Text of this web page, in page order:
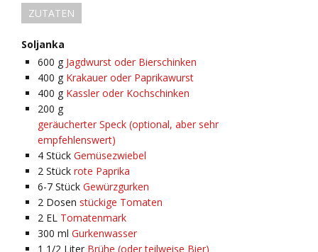
ZUTATEN
Soljanka
600 g Jagdwurst oder Bierschinken
400 g Krakauer oder Paprikawurst
400 g Kassler oder Kochschinken
200 g
geräucherter Speck (optional, aber sehr
empfehlenswert)
4 Stück Gemüsezwiebel
2 Stück rote Paprika
6-7 Stück Gewürzgurken
2 Dosen stückige Tomaten
2 EL Tomatenmark
300 ml Gurkenwasser
1 1/2 Liter Brühe (oder teilweise Bier)